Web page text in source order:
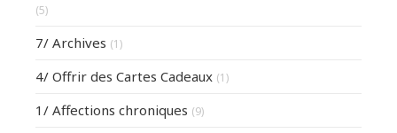
(5)
7/ Archives (1)
4/ Offrir des Cartes Cadeaux (1)
1/ Affections chroniques (9)